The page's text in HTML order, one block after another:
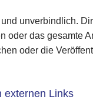
unverbindlich.
oder das gesamte
oder die
externen Links